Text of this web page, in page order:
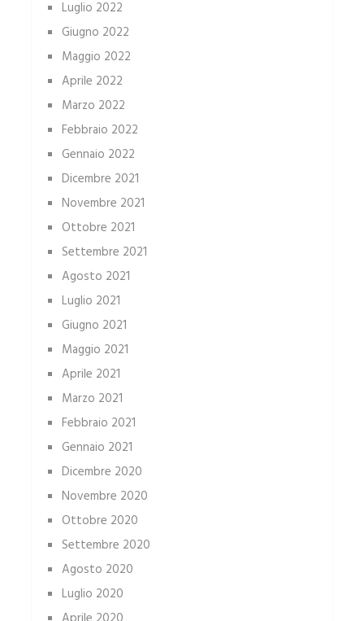
Luglio 2022
Giugno 2022
Maggio 2022
Aprile 2022
Marzo 2022
Febbraio 2022
Gennaio 2022
Dicembre 2021
Novembre 2021
Ottobre 2021
Settembre 2021
Agosto 2021
Luglio 2021
Giugno 2021
Maggio 2021
Aprile 2021
Marzo 2021
Febbraio 2021
Gennaio 2021
Dicembre 2020
Novembre 2020
Ottobre 2020
Settembre 2020
Agosto 2020
Luglio 2020